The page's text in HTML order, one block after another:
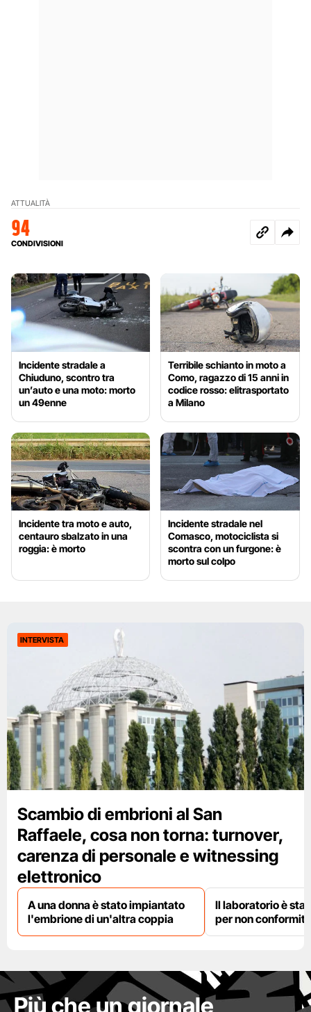
ATTUALITÀ
94
CONDIVISIONI
Incidente stradale a
Chiuduno, scontro tra
un’auto e una moto: morto
un 49enne
Terribile schianto in moto a
Como, ragazzo di 15 anni in
codice rosso: elitrasportato
a Milano
Incidente tra moto e auto,
centauro sbalzato in una
roggia: è morto
Incidente stradale nel
Comasco, motociclista si
scontra con un furgone: è
morto sul colpo
INTERVISTA
Scambio di embrioni al San
Raffaele, cosa non torna: turnover,
carenza di personale e witnessing
elettronico
A una donna è stato impiantato
l'embrione di un'altra coppia
Il laboratorio è
per non
Più che un giornale